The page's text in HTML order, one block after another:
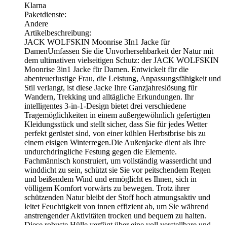
Klarna
Paketdienste:
Andere
Artikelbeschreibung:
JACK WOLFSKIN Moonrise 3In1 Jacke für
DamenUmfassen Sie die Unvorhersehbarkeit der Natur mit
dem ultimativen vielseitigen Schutz: der JACK WOLFSKIN
Moonrise 3in1 Jacke für Damen. Entwickelt für die
abenteuerlustige Frau, die Leistung, Anpassungsfähigkeit und
Stil verlangt, ist diese Jacke Ihre Ganzjahreslösung für
Wandern, Trekking und alltägliche Erkundungen. Ihr
intelligentes 3-in-1-Design bietet drei verschiedene
Tragemöglichkeiten in einem außergewöhnlich gefertigten
Kleidungsstück und stellt sicher, dass Sie für jedes Wetter
perfekt gerüstet sind, von einer kühlen Herbstbrise bis zu
einem eisigen Winterregen.Die Außenjacke dient als Ihre
undurchdringliche Festung gegen die Elemente.
Fachmännisch konstruiert, um vollständig wasserdicht und
winddicht zu sein, schützt sie Sie vor peitschendem Regen
und beißendem Wind und ermöglicht es Ihnen, sich in
völligem Komfort vorwärts zu bewegen. Trotz ihrer
schützenden Natur bleibt der Stoff hoch atmungsaktiv und
leitet Feuchtigkeit von innen effizient ab, um Sie während
anstrengender Aktivitäten trocken und bequem zu halten.